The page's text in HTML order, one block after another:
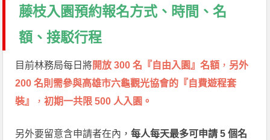
藤枝入園預約報名方式、時間、名
額、接駁行程
目前林務局每日將開放 300 名『自由入園』名額 ， 另外
200 名則需參與高雄市六龜觀光協會的『自費遊程套
裝』
，初期一共限 500 人入園。
另外要留意含申請者在內，每人每天最多可申請 5 個名